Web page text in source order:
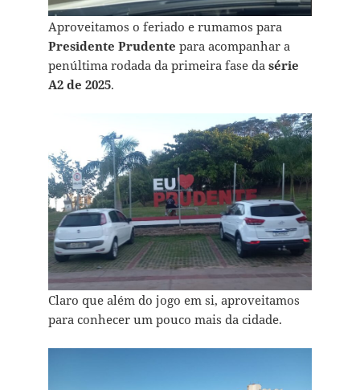
Aproveitamos o feriado e rumamos para
Presidente Prudente para acompanhar a
penúltima rodada da primeira fase da série
A2 de 2025.
Claro que além do jogo em si, aproveitamos
para conhecer um pouco mais da cidade.